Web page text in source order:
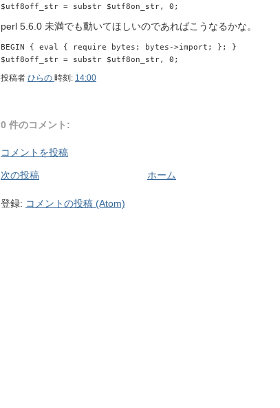
$utf8off_str = substr $utf8on_str, 0;
perl 5.6.0 未満でも動いてほしいのであればこうなるかな。
BEGIN { eval { require bytes; bytes->import; }; }
$utf8off_str = substr $utf8on_str, 0;
投稿者 ひらの 時刻: 14:00
0 件のコメント:
コメントを投稿
次の投稿 ホーム
登録: コメントの投稿 (Atom)